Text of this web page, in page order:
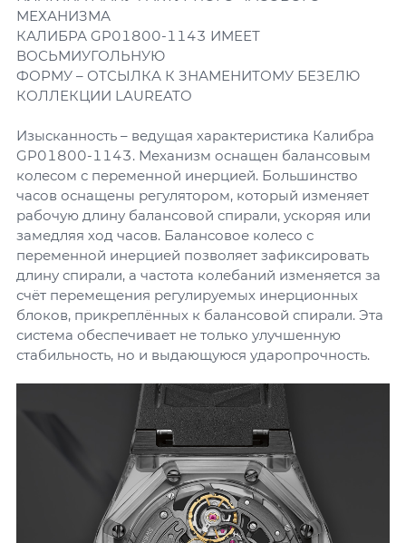
МЕХАНИЗМА
КАЛИБРА GP01800-1143 ИМЕЕТ
ВОСЬМИУГОЛЬНУЮ
ФОРМУ – ОТСЫЛКА К ЗНАМЕНИТОМУ БЕЗЕЛЮ
КОЛЛЕКЦИИ LAUREATO
Изысканность – ведущая характеристика Калибра
GP01800-1143. Механизм оснащен балансовым
колесом с переменной инерцией. Большинство
часов оснащены регулятором, который изменяет
рабочую длину балансовой спирали, ускоряя или
замедляя ход часов. Балансовое колесо с
переменной инерцией позволяет зафиксировать
длину спирали, а частота колебаний изменяется за
счёт перемещения регулируемых инерционных
блоков, прикреплённых к балансовой спирали. Эта
система обеспечивает не только улучшенную
стабильность, но и выдающуюся ударопрочность.